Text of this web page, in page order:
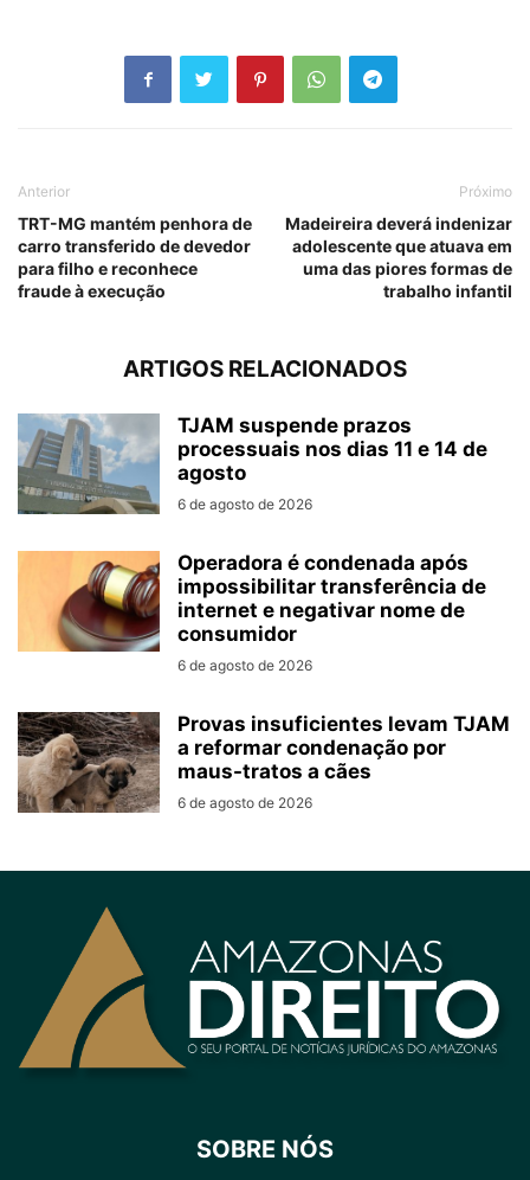
Anterior
TRT-MG mantém penhora de
carro transferido de devedor
para filho e reconhece
fraude à execução
Próximo
Madeireira deverá indenizar
adolescente que atuava em
uma das piores formas de
trabalho infantil
ARTIGOS RELACIONADOS
TJAM suspende prazos
processuais nos dias 11 e 14 de
agosto
6 de agosto de 2026
Operadora é condenada após
impossibilitar transferência de
internet e negativar nome de
consumidor
6 de agosto de 2026
Provas insuficientes levam TJAM
a reformar condenação por
maus-tratos a cães
6 de agosto de 2026
SOBRE NÓS